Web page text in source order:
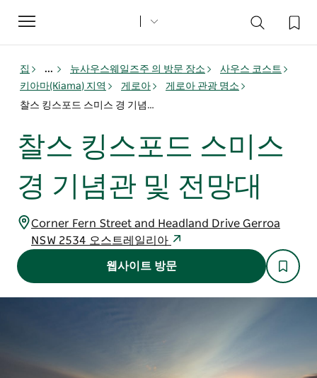
Toggle
navigation
집 ... 뉴사우스웨일즈주 의 방문 장소
사우스 코스트
키아마(Kiama) 지역
게로아
게로아 관광 명소
찰스 킹스포드 스미스 경 기념관 및 전망대
찰스 킹스포드 스미스
경 기념관 및 전망대
Corner Fern Street and Headland Drive Gerroa
NSW 2534 오스트레일리아
웹사이트 방문